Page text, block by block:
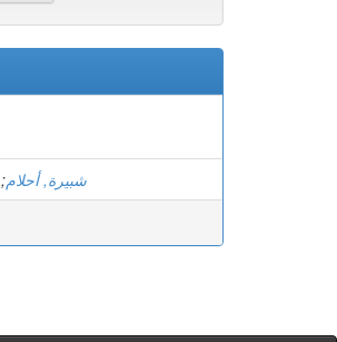
شبيرة, أحلام;